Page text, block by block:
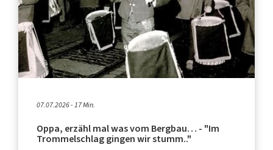
07.07.2026 - 17 Min.
Oppa, erzähl mal was vom Bergbau… - "Im
Trommelschlag gingen wir stumm.."